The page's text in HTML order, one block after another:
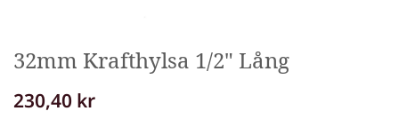
32mm Krafthylsa 1/2" Lång
230,40 kr